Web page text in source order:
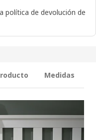
política de devolución de
Medidas